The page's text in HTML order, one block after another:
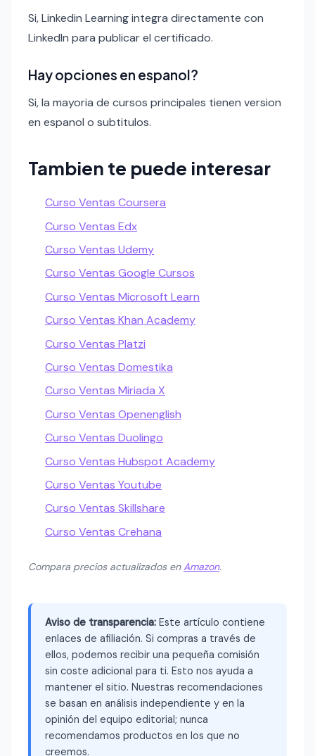
Si, Linkedin Learning integra directamente con
LinkedIn para publicar el certificado.
Hay opciones en espanol?
Si, la mayoria de cursos principales tienen version
en espanol o subtitulos.
Tambien te puede interesar
Curso Ventas Coursera
Curso Ventas Edx
Curso Ventas Udemy
Curso Ventas Google Cursos
Curso Ventas Microsoft Learn
Curso Ventas Khan Academy
Curso Ventas Platzi
Curso Ventas Domestika
Curso Ventas Miriada X
Curso Ventas Openenglish
Curso Ventas Duolingo
Curso Ventas Hubspot Academy
Curso Ventas Youtube
Curso Ventas Skillshare
Curso Ventas Crehana
Compara precios actualizados enAmazon.
Aviso de transparencia: Este artículo contiene
enlaces de afiliación. Si compras a través de
ellos, podemos recibir una pequeña comisión
sin coste adicional para ti. Esto nos ayuda a
mantener el sitio. Nuestras recomendaciones
se basan en análisis independiente y en la
opinión del equipo editorial; nunca
recomendamos productos en los que no
creemos.